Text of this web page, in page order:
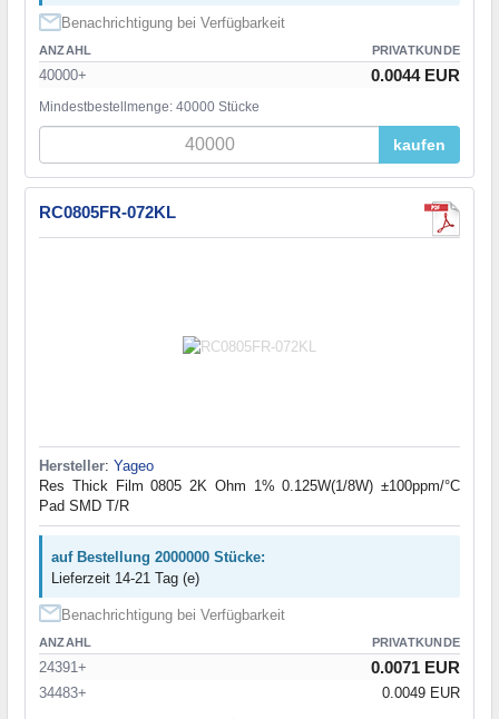
Benachrichtigung bei Verfügbarkeit
ANZAHL PRIVATKUNDE
40000+ 0.0044 EUR
Mindestbestellmenge: 40000 Stücke
kaufen
RC0805FR-072KL
Hersteller: Yageo
Res Thick Film 0805 2K Ohm 1% 0.125W(1/8W) ±100ppm/°C
Pad SMD T/R
auf Bestellung 2000000 Stücke:
Lieferzeit 14-21 Tag (e)
Benachrichtigung bei Verfügbarkeit
ANZAHL PRIVATKUNDE
24391+ 0.0071 EUR
34483+ 0.0049 EUR